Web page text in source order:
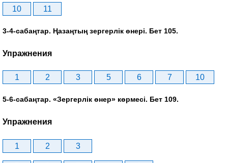
10
11
3-4-сабаңтар. Ңазаңтың зергерлік өнері. Бет 105.
Упражнения
1 2 3 5 6 7 10
5-6-сабаңтар. «Зергерлік өнер» көрмесі. Бет 109.
Упражнения
1 2 3